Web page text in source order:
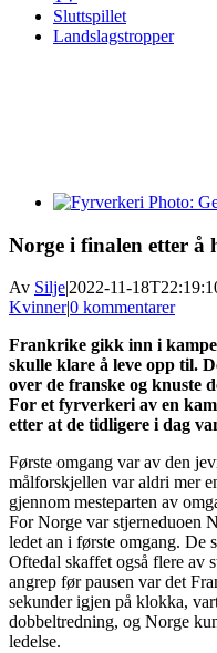
Sluttspillet
Landslagstropper
View
Image
Norge i finalen etter å
Av Silje|2022-11-
Kvinner|0 kommentarer
Frankrike gikk inn i
skulle klare å leve opp til.
over de franske og knuste
For et fyrverkeri av en
etter at de tidligere i dag
Første omgang var av den
målforskjellen var aldri mer
gjennom mesteparten av
For Norge var stjerneduoen
ledet an i første omgang. De
Oftedal skaffet også flere av
angrep før pausen var det
sekunder igjen på klokka,
dobbeltredning, og Norge
ledelse.